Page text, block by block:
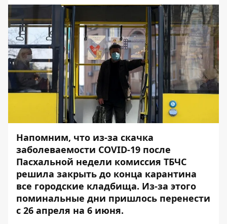
Напомним, что из-за скачка
заболеваемости COVID-19 после
Пасхальной недели комиссия ТБЧС
решила закрыть до конца карантина
все городские кладбища. Из-за этого
поминальные дни пришлось перенести
с 26 апреля на 6 июня.